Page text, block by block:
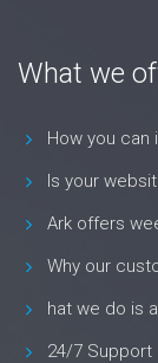
What we
How you
Is your
Ark offers
Why our
hat we do is
24/7 Support